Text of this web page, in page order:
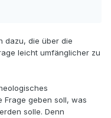
dazu, die über die
leicht umfänglicher zu
Frage geben soll, was
solle. Denn